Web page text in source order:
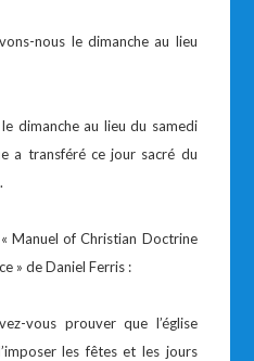
nous le dimanche au lieu
dimanche au lieu du samedi
a transféré ce jour sacré du
Manuel of Christian Doctrine
» de Daniel Ferris :
vous prouver que l’église
les fêtes et les jours